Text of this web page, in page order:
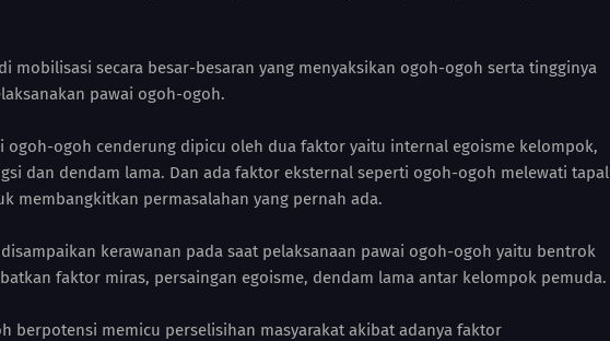
mobilisasi secara besar-besaran yang menyaksikan ogoh-ogoh serta tingginya
pawai ogoh-ogoh.
ogoh-ogoh cenderung dipicu oleh dua faktor yaitu internal egoisme kelompok,
dan dendam lama. Dan ada faktor eksternal seperti ogoh-ogoh melewati tapal
membangkitkan permasalahan yang pernah ada.
kerawanan pada saat pelaksanaan pawai ogoh-ogoh yaitu bentrok
faktor miras, persaingan egoisme, dendam lama antar kelompok pemuda.
berpotensi memicu perselisihan masyarakat akibat adanya faktor